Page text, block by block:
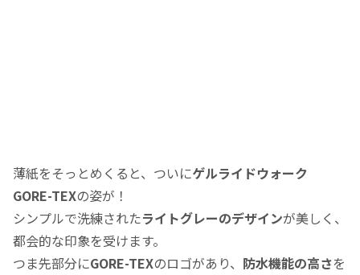
薄紙をそっとめくると、ついにゲルライドウォーク
GORE-TEXの姿が！
シンプルで洗練されたライトグレーのデザインが美しく、
都会的な印象を受けます。
つま先部分にGORE-TEXのロゴがあり、 防水機能の高さを